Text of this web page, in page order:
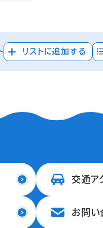
リストに追加する
交通ア
お問い